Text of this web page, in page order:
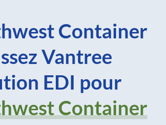
Container
Vantree
EDI pour
Container